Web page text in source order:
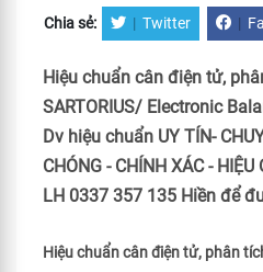
Chia sẻ: | Twitter |
Hiệu chuẩn cân điện tử,
SARTORIUS/ Electronic
Dv hiệu chuẩn UY TÍN-
CHÓNG - CHÍNH XÁC -
LH 0337 357 135 Hiền để
Hiệu chuẩn cân điện tử, phân